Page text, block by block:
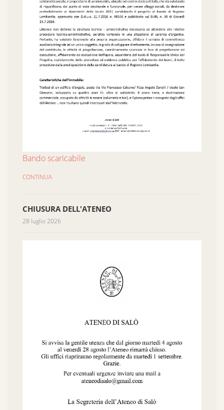
Bando scaricabile
CONTINUA
CHIUSURA DELL'ATENEO
28 luglio 2026